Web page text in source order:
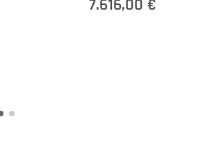
7.616,00 €